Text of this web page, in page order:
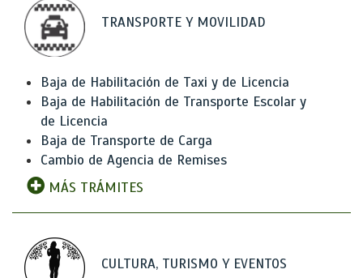
TRANSPORTE Y MOVILIDAD
Baja de Habilitación de Taxi y de Licencia
Baja de Habilitación de Transporte Escolar y
de Licencia
Baja de Transporte de Carga
Cambio de Agencia de Remises
MÁS TRÁMITES
CULTURA, TURISMO Y EVENTOS